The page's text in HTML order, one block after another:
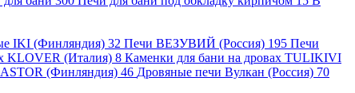
IKI (Финляндия) 32 Печи ВЕЗУВИЙ (Россия) 195 Печи
KLOVER (Италия) 8 Каменки для бани на дровах TULIKIVI
(Финляндия) 46 Дровяные печи Вулкан (Россия) 70